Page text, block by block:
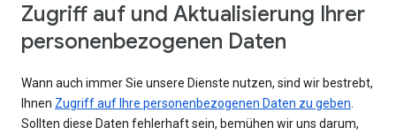
Zugriff auf und Aktualisierung Ihrer
personenbezogenen Daten
Wann auch immer Sie unsere Dienste nutzen, sind wir bestrebt,
Ihnen Zugriff auf Ihre personenbezogenen Daten zu geben.
Sollten diese Daten fehlerhaft sein, bemühen wir uns darum,